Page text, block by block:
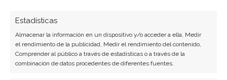
Estadísticas
Almacenar la información en un dispositivo y/o acceder a ella, Medir
el rendimiento de la publicidad, Medir el rendimiento del contenido,
Comprender al público a través de estadísticas o a través de la
combinación de datos procedentes de diferentes fuentes.